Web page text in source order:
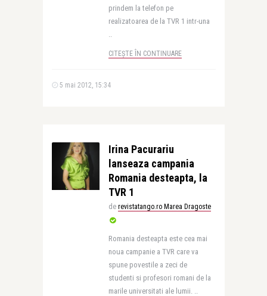
prindem la telefon pe
realizatoarea de la TVR 1 intr-una
..
CITEȘTE ÎN CONTINUARE
5 mai 2012, 15:34
Irina Pacurariu
lanseaza campania
Romania desteapta, la
TVR 1
de revistatango.ro Marea Dragoste
Romania desteapta este cea mai
noua campanie a TVR care va
spune povestile a zeci de
studenti si profesori romani de la
marile universitati ale lumii. ..